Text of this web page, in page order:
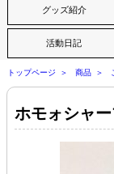
グッズ紹介
活動日記
トップページ 商品
ホモォシャ